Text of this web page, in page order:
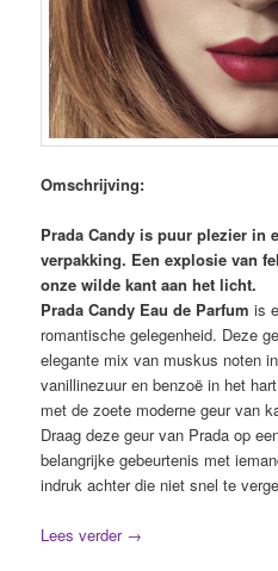
Omschrijving:
Prada Candy is puur plezier in
verpakking. Een explosie van
onze wilde kant aan het licht.
Prada Candy Eau de Parfumis
romantische gelegenheid. Deze
elegante mix van muskus noten
vanillinezuur en benzoë in het
met de zoete moderne geur van
Draag deze geur van Prada op
belangrijke gebeurtenis met
indruk achter die niet snel te
Lees verder →